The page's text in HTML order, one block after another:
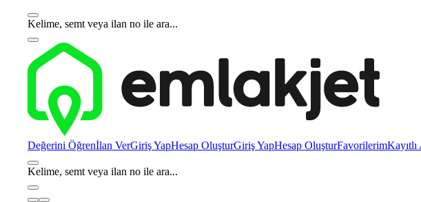
Kelime, semt veya ilan no ile ara...
Değerini Öğrenİlan VerGiriş YapHesap OluşturGiriş YapHesap OluşturFavorilerim
Kelime, semt veya ilan no ile ara...